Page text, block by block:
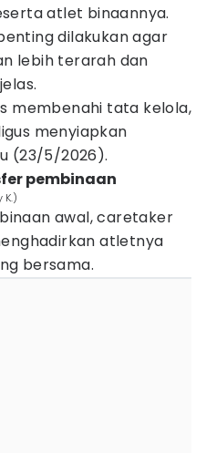
atlet binaannya.
dilakukan agar
lebih terarah dan
membenahi tata kelola,
menyiapkan
(23/5/2026).
pembinaan
K.)
awal, caretaker
atletnya
bersama.